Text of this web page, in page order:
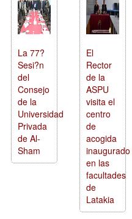
La 77?
Sesi?n
del
Consejo
de la
Universidad
Privada
de Al-
Sham
El
Rector
de la
ASPU
visita el
centro
de
acogida
inaugurado
en las
facultades
de
Latakia